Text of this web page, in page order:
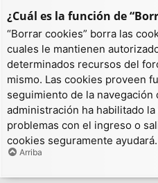
¿Cuál es la función de
“Borrar cookies” borra las
cuales le mantienen
determinados recursos del
mismo. Las cookies proveen
seguimiento de la
administración ha habilitado
problemas con el ingreso o
cookies seguramente ayudará.
Arriba